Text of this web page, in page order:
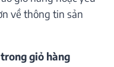
về thông tin sản
giỏ hàng